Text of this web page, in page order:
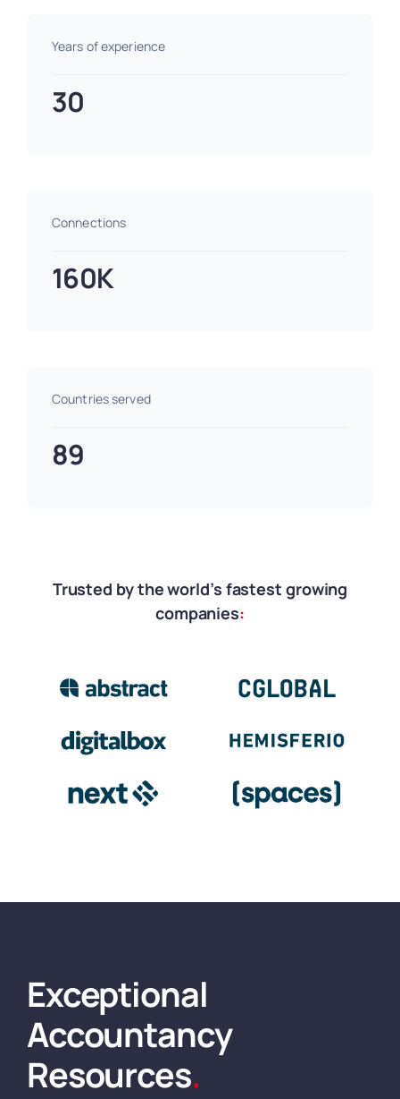
Years of experience
30
Connections
160K
Countries served
89
Trusted by the world’s fastest growing
companies:
Exceptional
Accountancy
Resources.